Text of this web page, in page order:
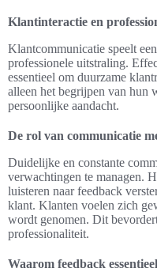
Klantinteractie en
Klantcommunicatie speelt
professionele uitstraling.
essentieel om duurzame
alleen het begrijpen van hun
persoonlijke aandacht.
De rol van communicatie
Duidelijke en constante
verwachtingen te managen.
luisteren naar feedback
klant. Klanten voelen zich
wordt genomen. Dit
professionaliteit.
Waarom feedback